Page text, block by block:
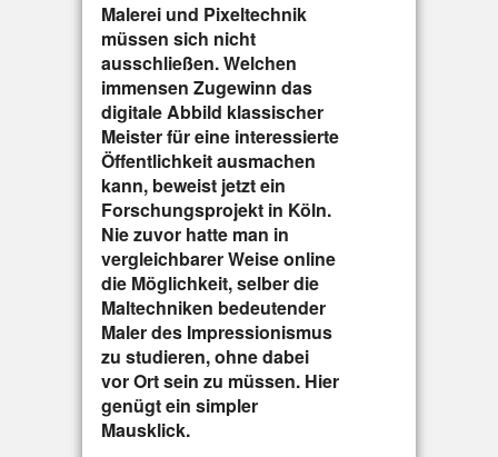
Malerei und Pixeltechnik
müssen sich nicht
ausschließen. Welchen
immensen Zugewinn das
digitale Abbild klassischer
Meister für eine interessierte
Öffentlichkeit ausmachen
kann, beweist jetzt ein
Forschungsprojekt in Köln.
Nie zuvor hatte man in
vergleichbarer Weise online
die Möglichkeit, selber die
Maltechniken bedeutender
Maler des Impressionismus
zu studieren, ohne dabei
vor Ort sein zu müssen. Hier
genügt ein simpler
Mausklick.